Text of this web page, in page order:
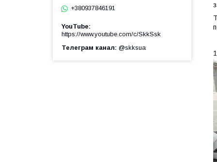
+380937846191
YouTube
https://www.youtube.com/c/SkkSsk
Телеграм канал @skksua